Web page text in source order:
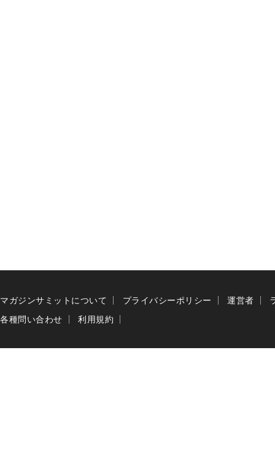
マガジンサミットについて プライバシーポリシー 運営者
各種問い合わせ
利用規約